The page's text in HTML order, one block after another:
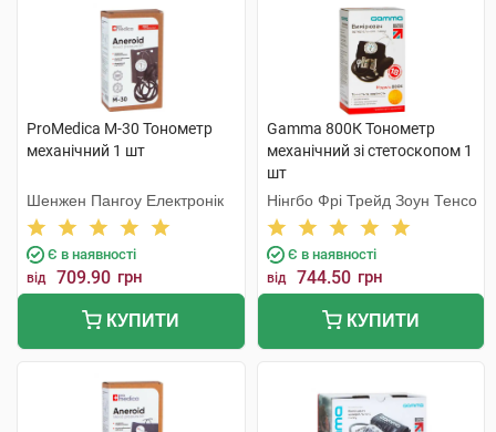
ProMedica М-30 Тонометр
механічний 1 шт
Шенжен Пангоу Електронік
Є в наявності
від 709.90 грн
КУПИТИ
Gamma 800К Тонометр
механічний зі стетоскопом 1
шт
Нінгбо Фрі Трейд Зоун Тенсо
Є в наявності
від 744.50 грн
КУПИТИ